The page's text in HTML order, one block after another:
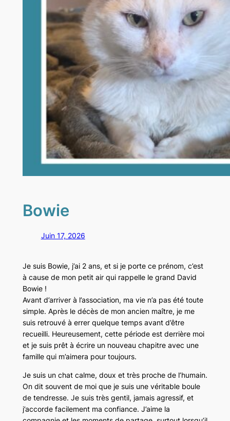
Bowie
Juin 17, 2026
Je suis Bowie, j’ai 2 ans, et si je porte ce prénom, c’est
à cause de mon petit air qui rappelle le grand David
Bowie !
Avant d’arriver à l’association, ma vie n’a pas été toute
simple. Après le décès de mon ancien maître, je me
suis retrouvé à errer quelque temps avant d’être
recueilli. Heureusement, cette période est derrière moi
et je suis prêt à écrire un nouveau chapitre avec une
famille qui m’aimera pour toujours.
Je suis un chat calme, doux et très proche de l’humain.
On dit souvent de moi que je suis une véritable boule
de tendresse. Je suis très gentil, jamais agressif, et
j’accorde facilement ma confiance. J’aime la